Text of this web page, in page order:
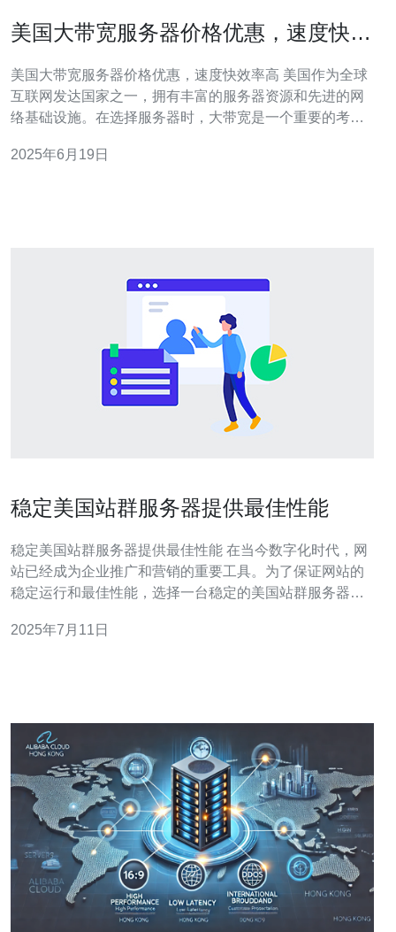
美国大带宽服务器价格优惠，速度快效
美国大带宽服务器价格优惠，速度快效率高 美国作为全球
互联网发达国家之一，拥有丰富的服务器资源和先进的网
络基础设施。在选择服务器时，大带宽是一个重要的考量
等操作时拥有更快的速度和更高的效率。 与其他国家相
2025年6月19日
稳定美国站群服务器提供最佳性能
稳定美国站群服务器提供最佳性能 在当今数字化时代，网
站已经成为企业推广和营销的重要工具。为了保证网站的
稳定运行和最佳性能，选择一台稳定的美国站群服务器至
器，以及它如何提供最佳性能。 美国作为全球互联网发展
2025年7月11日